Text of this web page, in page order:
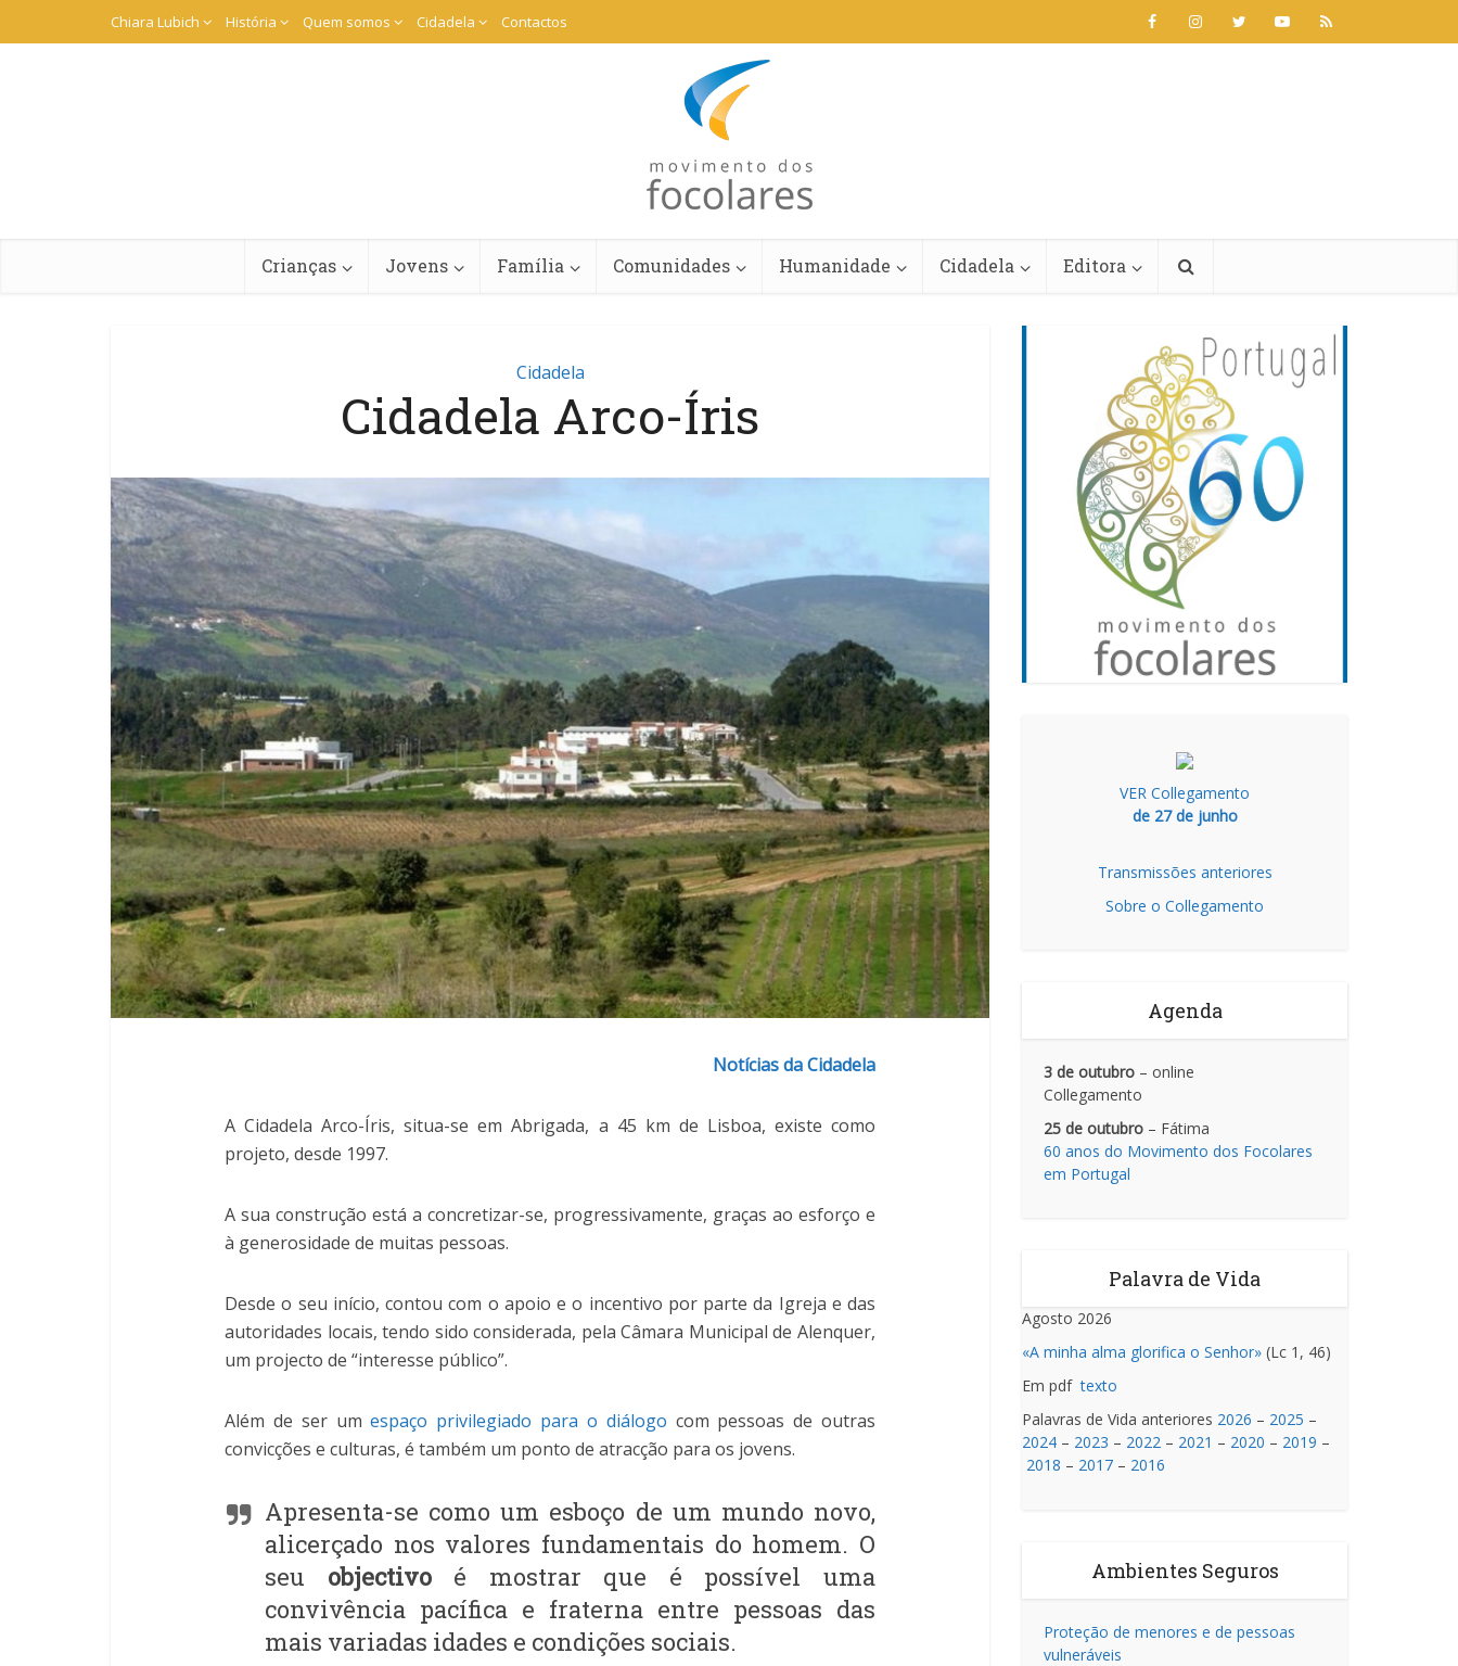
Chiara Lubich História Quem somos Cidadela Contactos
Crianças Jovens Família Comunidades Humanidade Cidadela Editora
Cidadela
Cidadela Arco-Íris
Notícias da Cidadela
A Cidadela Arco-Íris, situa-se em Abrigada, a 45 km de Lisboa, existe como
projeto, desde 1997.
A sua construção está a concretizar-se, progressivamente, graças ao esforço e
à generosidade de muitas pessoas.
Desde o seu início, contou com o apoio e o incentivo por parte da Igreja e das
autoridades locais, tendo sido considerada, pela Câmara Municipal de Alenquer,
um projecto de “interesse público”.
Além de ser umespaço privilegiado para o diálogo com pessoas de outras
convicções e culturas, é também um ponto de atracção para os jovens.
Apresenta-se como um esboço de um mundo novo,
alicerçado nos valores fundamentais do homem. O
seu objectivoé mostrar que é possível uma
convivência pacífica e fraterna entre pessoas das
mais variadas idades e condições sociais.
VER Collegamento
de 27 de junho
Transmissões anteriores
Sobre o Collegamento
Agenda
3 de outubro – online
Collegamento
25 de outubro – Fátima
60 anos do Movimento dos Focolares
em Portugal
Palavra de Vida
Agosto 2026
«A minha alma glorifica o Senhor» (Lc 1, 46)
Em pdftexto
Palavras de Vida anteriores 2026 – 2025 –
2024 – 2023 – 2022 – 2021 – 2020 – 2019 –
2018 – 2017 – 2016
Ambientes Seguros
Proteção de menores e de pessoas
vulneráveis